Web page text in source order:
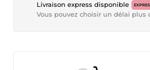
Livraison express disponible
Vous pouvez choisir un délai